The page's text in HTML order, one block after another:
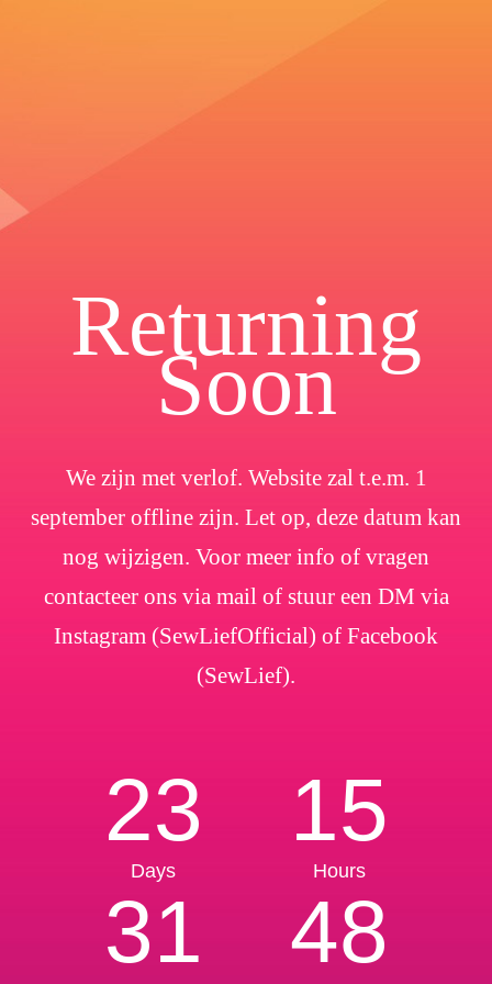
Returning
Soon
We zijn met verlof. Website zal t.e.m. 1
september offline zijn. Let op, deze datum kan
nog wijzigen. Voor meer info of vragen
contacteer ons via mail of stuur een DM via
Instagram (SewLiefOfficial) of Facebook
(SewLief).
23
Days
15
Hours
31 48